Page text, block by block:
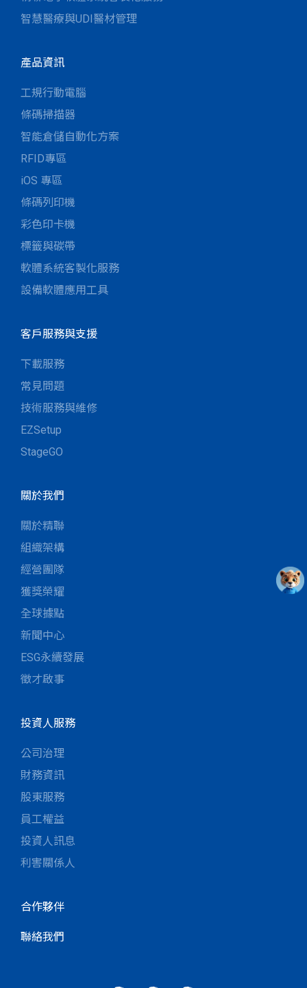
智慧醫療與UDI醫材管理
產品資訊
工規行動電腦
條碼掃描器
智能倉儲自動化方案
RFID專區
iOS 專區
條碼列印機
彩色印卡機
標籤與碳帶
軟體系統客製化服務
設備軟體應用工具
客戶服務與支援
下載服務
常見問題
技術服務與維修
EZSetup
StageGO
關於我們
關於精聯
組織架構
經營團隊
獲獎榮耀
全球據點
新聞中心
ESG永續發展
徵才啟事
投資人服務
公司治理
財務資訊
股東服務
員工權益
投資人訊息
利害關係人
合作夥伴
聯絡我們